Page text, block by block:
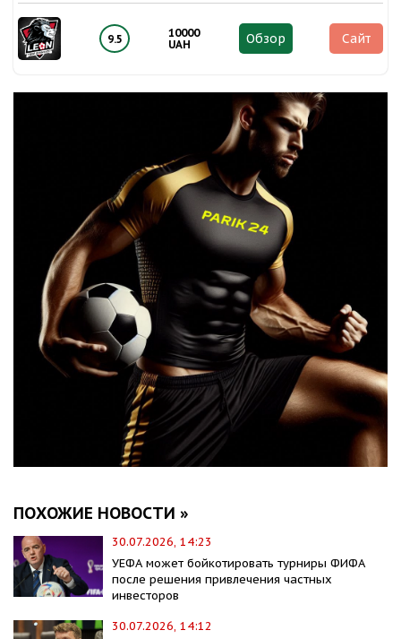
9.5
10000
UAH
Обзор Сайт
ПОХОЖИЕ НОВОСТИ »
30.07.2026, 14:23
УЕФА может бойкотировать турниры ФИФА
после решения привлечения частных
инвесторов
30.07.2026, 14:12